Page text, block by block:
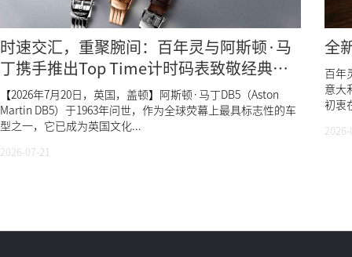
时速交汇，重聚腕间：百年灵与阿斯顿·马
丁携手推出Top Time计时码表致敬经典
DB5
【2026年7月20日，英国，盖顿】阿斯顿·马丁DB5（Aston
Martin DB5）于1963年问世，作为全球荧幕上最具标志性的车
型之一，它已成为英国文化...
2026-07-21
全
百年
意大
初衷